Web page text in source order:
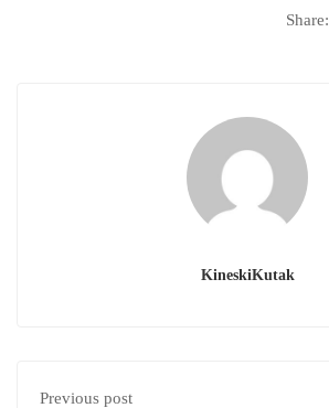
Share:
KineskiKutak
Previous post